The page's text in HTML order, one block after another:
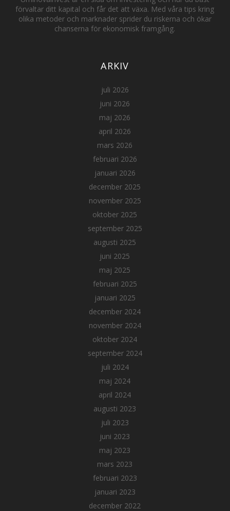
förvaltar ditt kapital och får det att växa. Med våra tips kring
olika metoder och marknader sprider du riskerna och ökar
chanserna för ekonomisk framgång.
ARKIV
juli 2026
juni 2026
maj 2026
april 2026
mars 2026
februari 2026
januari 2026
december 2025
november 2025
oktober 2025
september 2025
augusti 2025
juni 2025
maj 2025
februari 2025
januari 2025
december 2024
november 2024
oktober 2024
september 2024
juli 2024
maj 2024
april 2024
augusti 2023
juli 2023
juni 2023
maj 2023
mars 2023
februari 2023
januari 2023
december 2022